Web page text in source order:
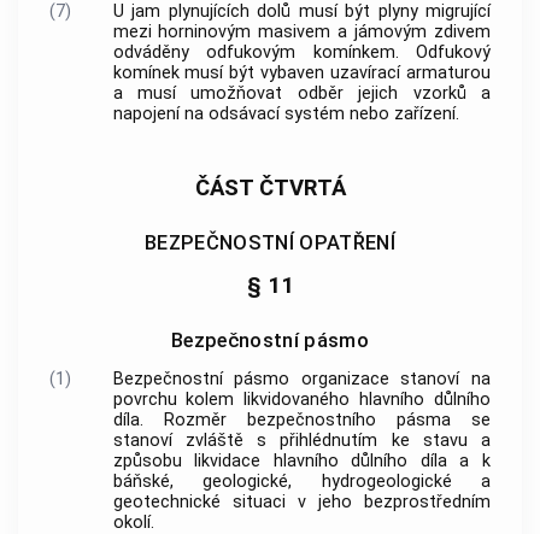
(7)
U jam plynujících dolů musí být plyny migrující
mezi horninovým masivem a jámovým zdivem
odváděny odfukovým komínkem. Odfukový
komínek musí být vybaven uzavírací armaturou
a musí umožňovat odběr jejich vzorků a
napojení na odsávací systém nebo zařízení.
ČÁST ČTVRTÁ
BEZPEČNOSTNÍ OPATŘENÍ
§ 11
Bezpečnostní pásmo
(1)
Bezpečnostní pásmo organizace stanoví na
povrchu kolem likvidovaného hlavního důlního
díla. Rozměr bezpečnostního pásma se
stanoví zvláště s přihlédnutím ke stavu a
způsobu likvidace hlavního důlního díla a k
báňské, geologické, hydrogeologické a
geotechnické situaci v jeho bezprostředním
okolí.